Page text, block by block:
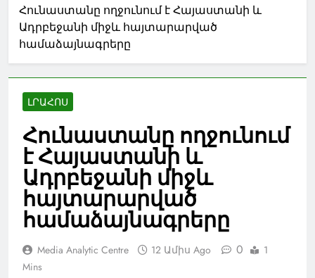
Հունաստանը ողջունում է Հայաստանի և
Ադրբեջանի միջև հայտարարված
համաձայնագրերը
ԼՐԱՀՈՍ
Հունաստանը ողջունում
է Հայաստանի և
Ադրբեջանի միջև
հայտարարված
համաձայնագրերը
Media Analytic Centre 12 Ամիս Ago 0
1
Mins